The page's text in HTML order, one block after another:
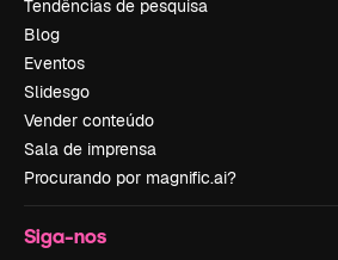
Tendências de pesquisa
Blog
Eventos
Slidesgo
Vender conteúdo
Sala de imprensa
Procurando por magnific.ai?
Siga-nos